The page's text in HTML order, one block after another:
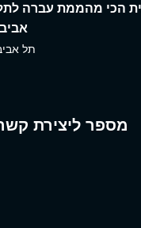
הכי מהממת עברה
תל
מספר ליצירת